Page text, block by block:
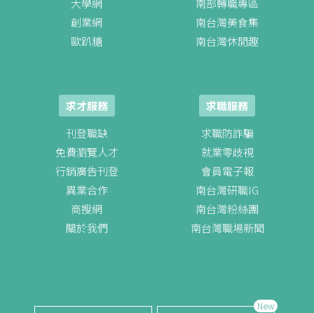
大學網
創業網
歐趴糖
南部轉職專區
南台灣美食集
南台灣休閒趣
求才服務
刊登職缺
免費瀏覽人才
行銷廣告刊登
異業合作
商搜網
關於我們
求職服務
求職防詐騙
就業零歧視
會員電子報
南台灣研職IG
南台灣粉絲團
南台灣職場新聞
New